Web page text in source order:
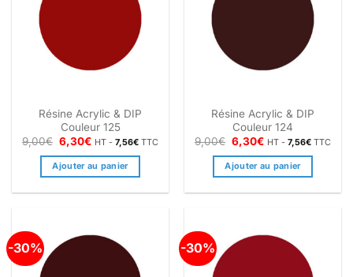
Résine Acrylic & DIP
Couleur 125
9,00€ Le
prix
initial
était :
9,00€.
6,30€Le
actuel
est :
6,30€.
HT -7,56€ TTC
Ajouter au panier
Résine Acrylic & DIP
Couleur 124
9,00€ Le
prix
initial
était :
9,00€.
6,30€Le
actuel
est :
6,30€.
HT -7,56€ TTC
Ajouter au panier
-30% -30%